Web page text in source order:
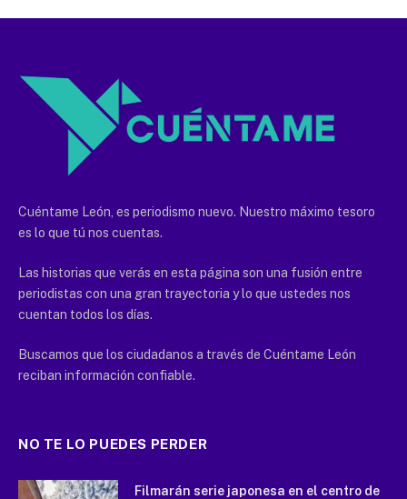
Cuéntame León, es periodismo nuevo. Nuestro máximo tesoro
es lo que tú nos cuentas.
Las historias que verás en esta página son una fusión entre
periodistas con una gran trayectoria y lo que ustedes nos
cuentan todos los días.
Buscamos que los ciudadanos a través de Cuéntame León
reciban información confiable.
NO TE LO PUEDES PERDER
Filmarán serie japonesa en el centro de